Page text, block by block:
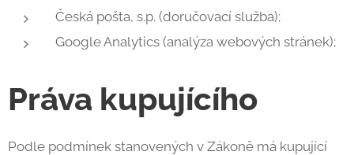
Česká pošta, s.p. (doručovací služba);
Google Analytics (analýza webových stránek);
Práva kupujícího
Podle podmínek stanovených v Zákoně má kupující